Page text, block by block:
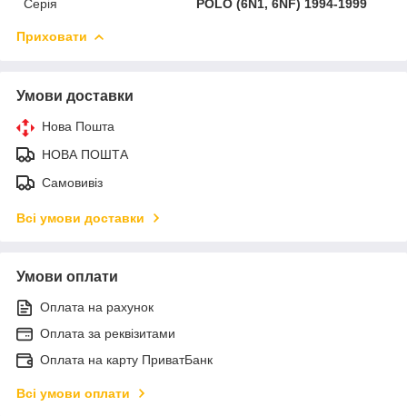
Серія
POLO (6N1, 6NF) 1994-1999
Приховати
Умови доставки
Нова Пошта
НОВА ПОШТА
Самовивіз
Всі умови доставки
Умови оплати
Оплата на рахунок
Оплата за реквізитами
Оплата на карту ПриватБанк
Всі умови оплати